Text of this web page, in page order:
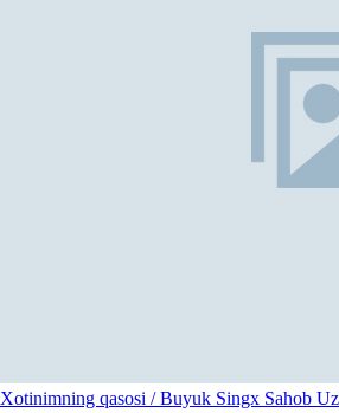
Xotinimning qasosi / Buyuk Singx Sahob